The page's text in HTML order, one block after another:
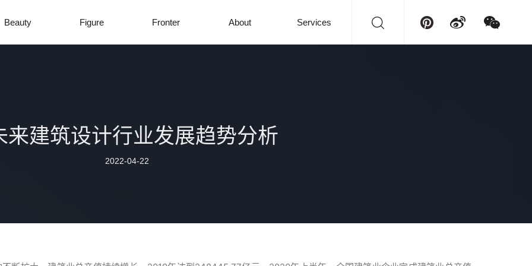
Beauty Figure Fronter About Services
来建筑设计行业发展趋势分析
2022-04-22